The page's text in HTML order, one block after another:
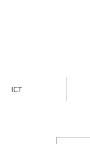
ICT